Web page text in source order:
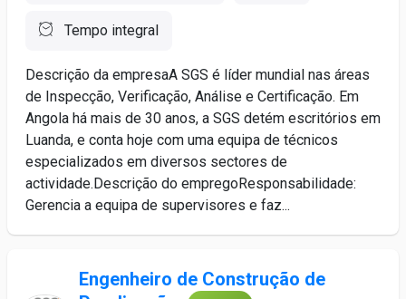
Tempo integral
Descrição da empresaA SGS é líder mundial nas áreas
de Inspecção, Verificação, Análise e Certificação. Em
Angola há mais de 30 anos, a SGS detém escritórios em
Luanda, e conta hoje com uma equipa de técnicos
especializados em diversos sectores de
actividade.Descrição do empregoResponsabilidade:
Gerencia a equipa de supervisores e faz...
Engenheiro de Construção de